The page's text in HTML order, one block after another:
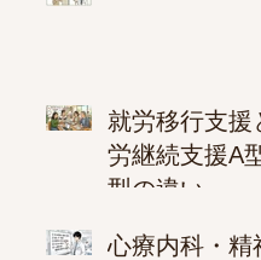
就労移行支援
労継続支援A
型の違い
心療内科・精